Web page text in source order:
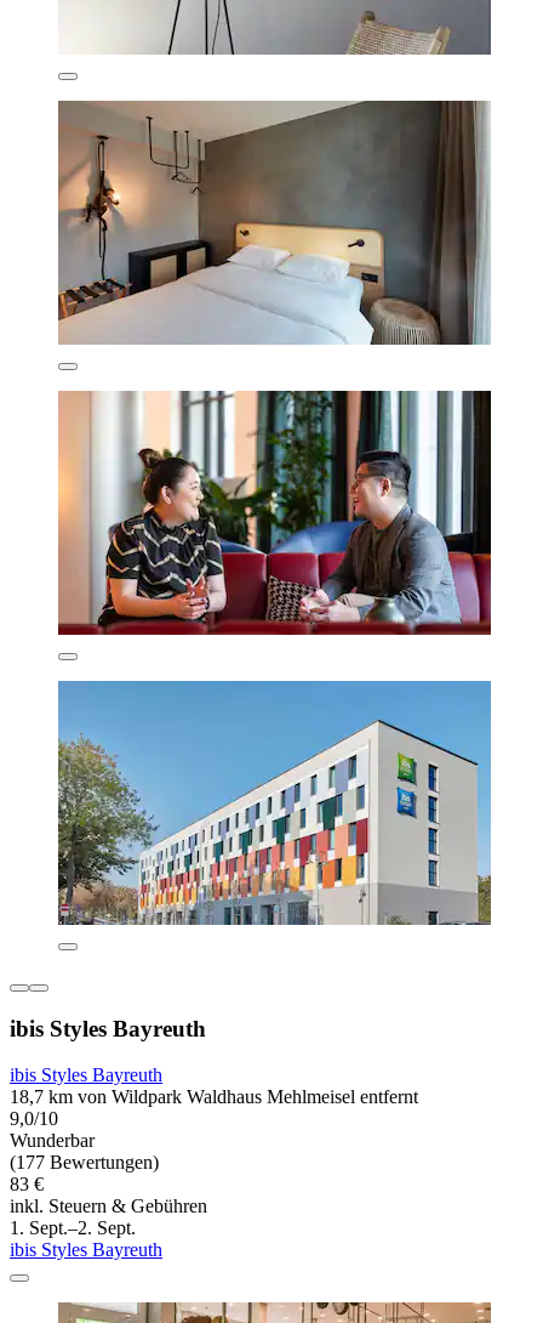
ibis Styles Bayreuth
ibis Styles Bayreuth
18,7 km von Wildpark Waldhaus Mehlmeisel entfernt
9,0/10
Wunderbar
(177 Bewertungen)
83 €
inkl. Steuern & Gebühren
1. Sept.–2. Sept.
ibis Styles Bayreuth